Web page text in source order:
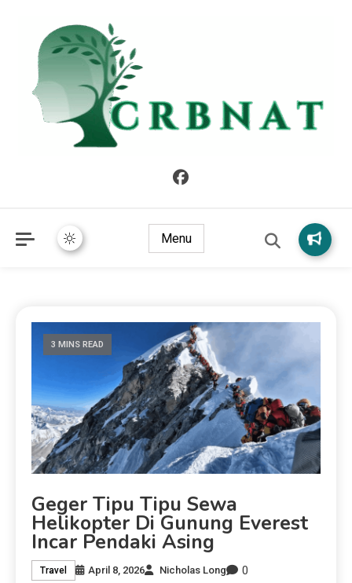
Menu
3 MINS READ
Geger Tipu Tipu Sewa
Helikopter Di Gunung Everest
Incar Pendaki Asing
Travel April 8, 2026 Nicholas Long 0